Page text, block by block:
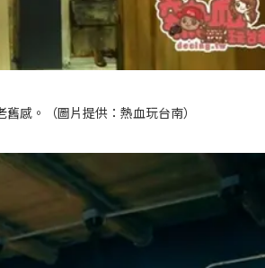
感。（圖片提供：熱血玩台南）